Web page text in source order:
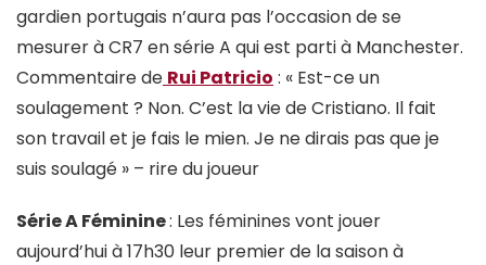
gardien portugais n’aura pas l’occasion de se
mesurer à CR7 en série A qui est parti à Manchester.
Commentaire de Rui Patricio : « Est-ce un
soulagement ? Non. C’est la vie de Cristiano. Il fait
son travail et je fais le mien. Je ne dirais pas que je
suis soulagé » – rire du joueur
Série A Féminine: Les féminines vont jouer
aujourd’hui à 17h30 leur premier de la saison à